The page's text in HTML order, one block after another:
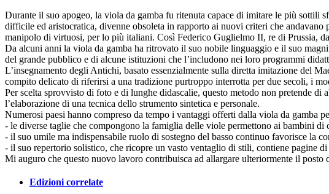
Durante il suo apogeo, la viola da gamba fu ritenuta capace di imitare le più sottili
difficile ed aristocratica, divenne obsoleta in rapporto ai nuovi criteri che
manipolo di virtuosi, per lo più italiani. Così Federico Guglielmo II, re di Prussia,
Da alcuni anni la viola da gamba ha ritrovato il suo nobile linguaggio e il suo
del grande pubblico e di alcune istituzioni che l’includono nei loro programmi
L’insegnamento degli Antichi, basato essenzialmente sulla diretta imitazione del
compito delicato di riferirsi a una tradizione purtroppo interrotta per due secoli, i
Per scelta sprovvisto di foto e di lunghe didascalie, questo metodo non pretende
l’elaborazione di una tecnica dello strumento sintetica e personale.
Numerosi paesi hanno compreso da tempo i vantaggi offerti dalla viola da gamba
- le diverse taglie che compongono la famiglia delle viole permettono ai bambini di
- il suo umile ma indispensabile ruolo di sostegno del basso continuo favorisce la
- il suo repertorio solistico, che ricopre un vasto ventaglio di stili, contiene pagine
Mi auguro che questo nuovo lavoro contribuisca ad allargare ulteriormente il
Edizioni correlate